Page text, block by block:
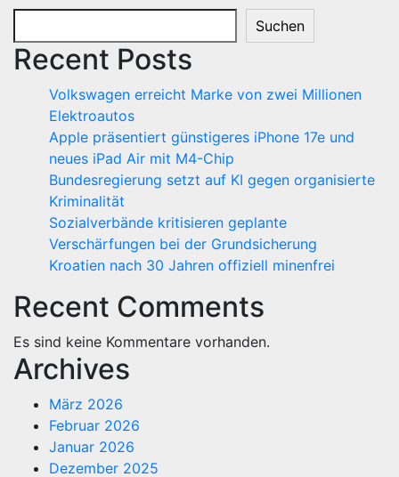
Suchen
Recent Posts
Volkswagen erreicht Marke von zwei Millionen
Elektroautos
Apple präsentiert günstigeres iPhone 17e und
neues iPad Air mit M4-Chip
Bundesregierung setzt auf KI gegen organisierte
Kriminalität
Sozialverbände kritisieren geplante
Verschärfungen bei der Grundsicherung
Kroatien nach 30 Jahren offiziell minenfrei
Recent Comments
Es sind keine Kommentare vorhanden.
Archives
März 2026
Februar 2026
Januar 2026
Dezember 2025